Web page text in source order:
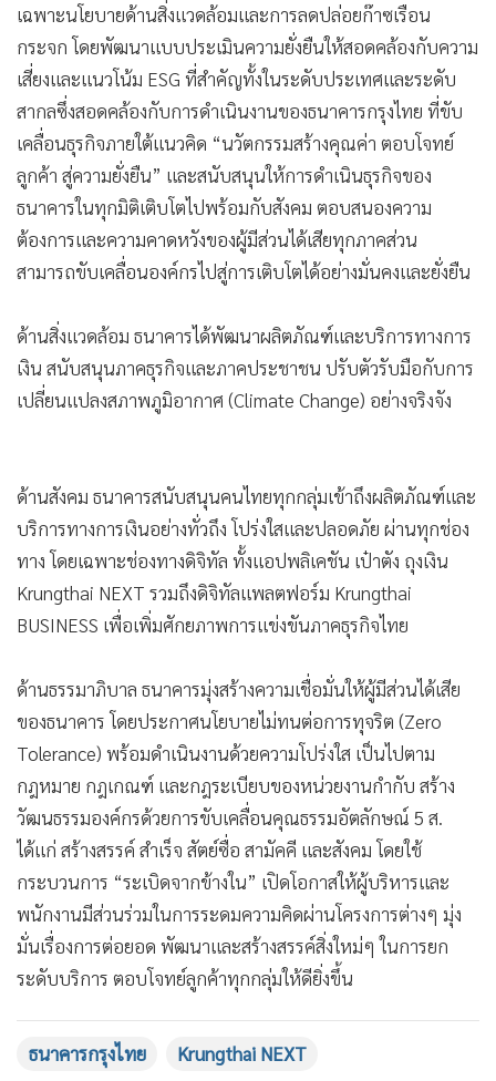
• ญี่ปุ่น
• News1
• Gotomanager
เฉพาะนโยบายด้านสิ่งแวดล้อมและการลดปล่อยก๊าซเรือน
กระจก โดยพัฒนาแบบประเมินความยั่งยืนให้สอดคล้องกับความ
เสี่ยงและแนวโน้ม ESG ที่สำคัญทั้งในระดับประเทศและระดับ
สากลซึ่งสอดคล้องกับการดำเนินงานของธนาคารกรุงไทย ที่ขับ
เคลื่อนธุรกิจภายใต้แนวคิด “นวัตกรรมสร้างคุณค่า ตอบโจทย์
ลูกค้า สู่ความยั่งยืน” และสนับสนุนให้การดำเนินธุรกิจของ
ธนาคารในทุกมิติเติบโตไปพร้อมกับสังคม ตอบสนองความ
ต้องการและความคาดหวังของผู้มีส่วนได้เสียทุกภาคส่วน
สามารถขับเคลื่อนองค์กรไปสู่การเติบโตได้อย่างมั่นคงและยั่งยืน
ด้านสิ่งแวดล้อม ธนาคารได้พัฒนาผลิตภัณฑ์และบริการทางการ
เงิน สนับสนุนภาคธุรกิจและภาคประชาชน ปรับตัวรับมือกับการ
เปลี่ยนแปลงสภาพภูมิอากาศ (Climate Change) อย่างจริงจัง
ด้านสังคม ธนาคารสนับสนุนคนไทยทุกกลุ่มเข้าถึงผลิตภัณฑ์และ
บริการทางการเงินอย่างทั่วถึง โปร่งใสและปลอดภัย ผ่านทุกช่อง
ทาง โดยเฉพาะช่องทางดิจิทัล ทั้งแอปพลิเคชัน เป๋าตัง ถุงเงิน
Krungthai NEXT รวมถึงดิจิทัลแพลตฟอร์ม Krungthai
BUSINESS เพื่อเพิ่มศักยภาพการแข่งขันภาคธุรกิจไทย
ด้านธรรมาภิบาล ธนาคารมุ่งสร้างความเชื่อมั่นให้ผู้มีส่วนได้เสีย
ของธนาคาร โดยประกาศนโยบายไม่ทนต่อการทุจริต (Zero
Tolerance) พร้อมดำเนินงานด้วยความโปร่งใส เป็นไปตาม
กฎหมาย กฎเกณฑ์ และกฎระเบียบของหน่วยงานกำกับ สร้าง
วัฒนธรรมองค์กรด้วยการขับเคลื่อนคุณธรรมอัตลักษณ์ 5 ส.
ได้แก่ สร้างสรรค์ สำเร็จ สัตย์ซื่อ สามัคคี และสังคม โดยใช้
กระบวนการ “ระเบิดจากข้างใน” เปิดโอกาสให้ผู้บริหารและ
พนักงานมีส่วนร่วมในการระดมความคิดผ่านโครงการต่างๆ มุ่ง
มั่นเรื่องการต่อยอด พัฒนาและสร้างสรรค์สิ่งใหม่ๆ ในการยก
ระดับบริการ ตอบโจทย์ลูกค้าทุกกลุ่มให้ดียิ่งขึ้น
ธนาคารกรุงไทย Krungthai NEXT